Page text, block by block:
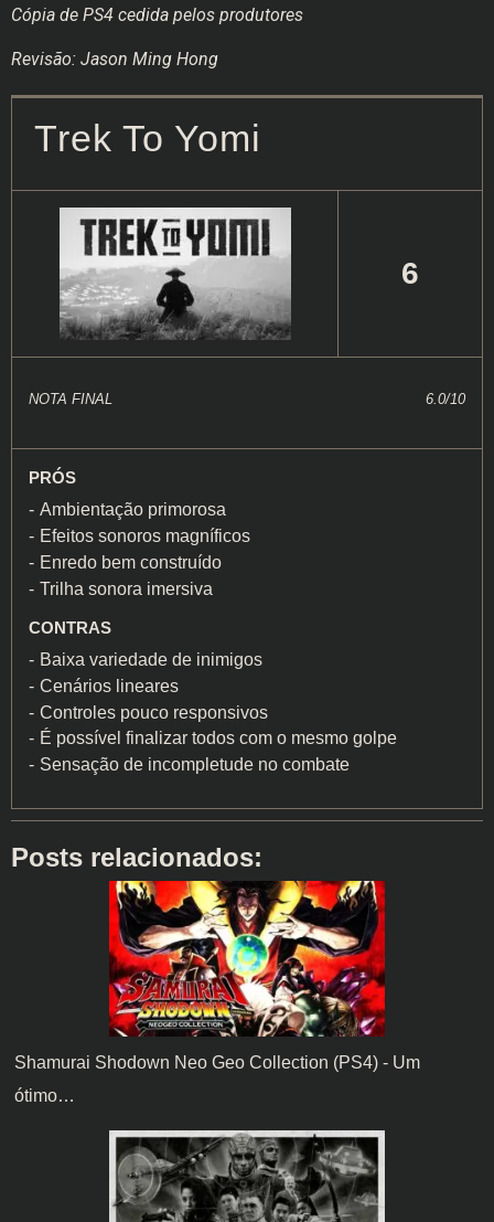
Cópia de PS4 cedida pelos produtores
Revisão: Jason Ming Hong
Trek To Yomi
6
NOTA FINAL 6.0/10
PRÓS
Ambientação primorosa
Efeitos sonoros magníficos
Enredo bem construído
Trilha sonora imersiva
CONTRAS
Baixa variedade de inimigos
Cenários lineares
Controles pouco responsivos
É possível finalizar todos com o mesmo golpe
Sensação de incompletude no combate
Posts relacionados:
Shamurai Shodown Neo Geo Collection (PS4) - Um
ótimo…